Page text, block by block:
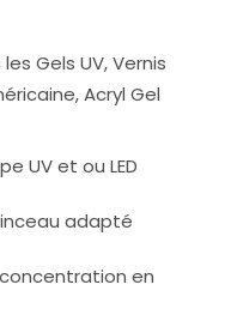
Gels UV, Vernis
Acryl Gel
UV et ou LED
adapté
en